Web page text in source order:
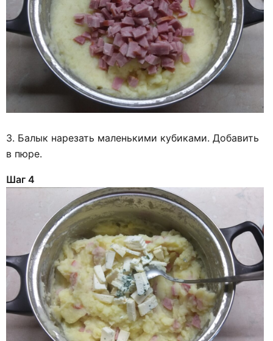
3. Балык нарезать маленькими кубиками. Добавить
в пюре.
Шаг 4